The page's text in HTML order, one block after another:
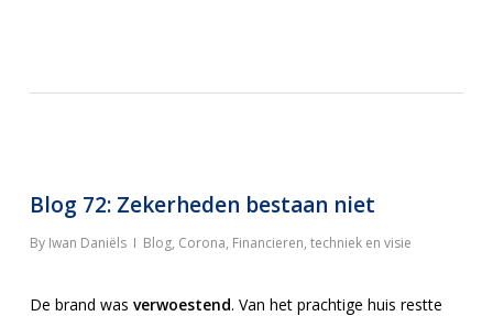
Blog 72: Zekerheden bestaan niet
By Iwan Daniëls Blog, Corona, Financieren, techniek en visie
De brand was verwoestend. Van het prachtige huis restte